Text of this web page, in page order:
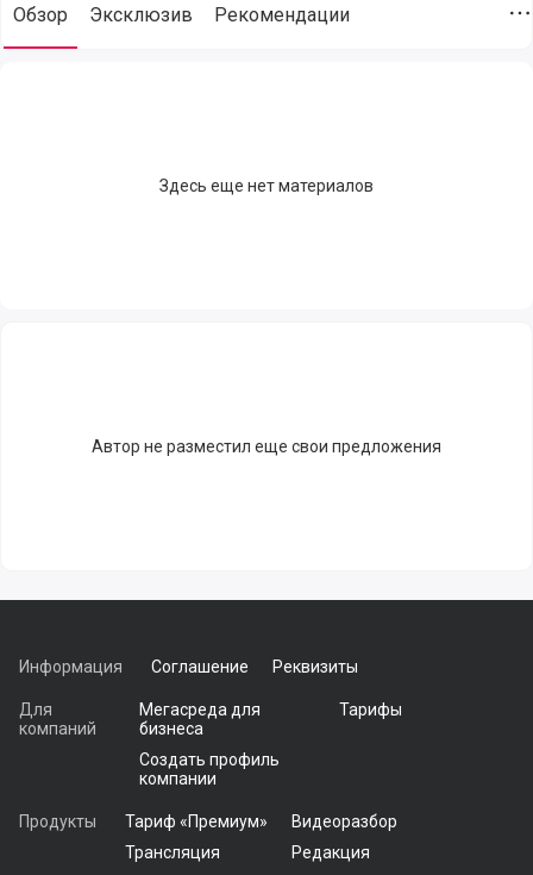
Обзор Эксклюзив Рекомендации
Здесь еще нет материалов
Автор не разместил еще свои предложения
Информация Соглашение Реквизиты
Для
компаний
Мегасреда для
бизнеса
Тарифы
Создать профиль
компании
Продукты Тариф «Премиум»
Видеоразбор
Трансляция
Редакция